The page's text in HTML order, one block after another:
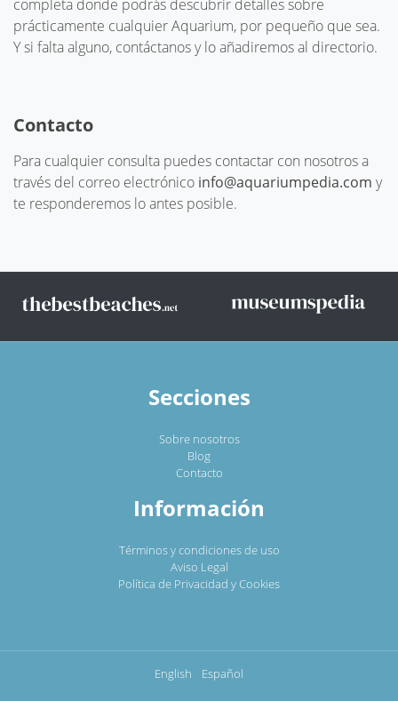
completa donde podrás descubrir detalles sobre
prácticamente cualquier Aquarium, por pequeño que sea.
Y si falta alguno, contáctanos y lo añadiremos al directorio.
Contacto
Para cualquier consulta puedes contactar con nosotros a
través del correo electrónico info@aquariumpedia.com y
te responderemos lo antes posible.
Secciones
Sobre nosotros
Blog
Contacto
Información
Términos y condiciones de uso
Aviso Legal
Política de Privacidad y Cookies
English Español